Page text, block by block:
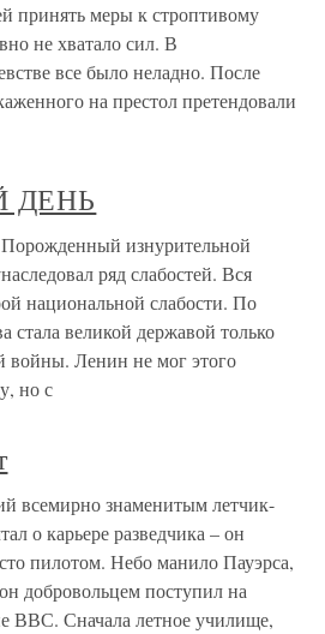
принять меры к строптивому
не хватало сил. В
все было неладно. После
на престол претендовали
ДЕНЬ
изнурительной
ряд слабостей. Вся
национальной слабости. По
стала великой державой только
войны. Ленин не мог этого
но с
всемирно знаменитым летчик-
о карьере разведчика – он
пилотом. Небо манило Пауэрса,
добровольцем поступил на
ВВС. Сначала летное училище,